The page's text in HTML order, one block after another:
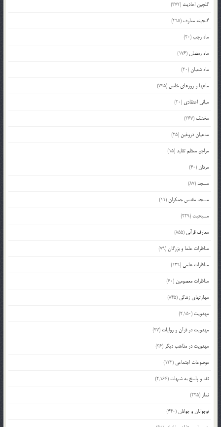
گلچین احادیث (372)
گنجینه معارف (495)
ماه رجب(20)
ماه رمضان(176)
ماه شعبان(20)
ماهها و روزهای خاص (745)
مبانی اعتقادی (20)
مختلف (367)
مدعیان دروغین (25)
مراجع معظم تقلید(15)
مردان(40)
مسجد(87)
مسجد مقدس جمکران(19)
مسیحیت (229)
معارف قرآنی (855)
مناظرات علما و بزرگان(79)
مناظرات علمی (139)
مناظرات معصومین (60)
مهارتهای زندگی (845)
مهدویت (2,150)
مهدویت در قرآن و روایات (47)
مهدویت در مذاهب دیگر (36)
موضوعات اجتماعی (122)
نقد و پاسخ به شبهات (2,166)
نماز (225)
نوجوانان و جوانان(440)